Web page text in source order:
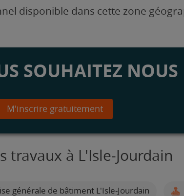
disponible dans cette zone
SOUHAITEZ NOUS
M'inscrire gratuitement
travaux à L'Isle-Jourdain
générale de bâtiment L'Isle-Jourdain